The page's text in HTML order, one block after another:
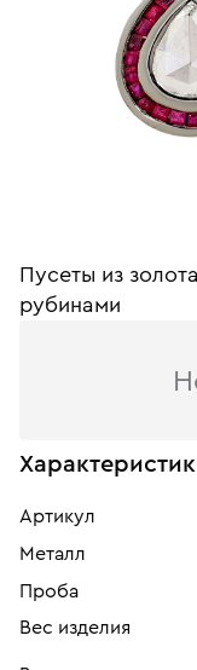
Пусеты из
рубинами
Артикул
Металл
Проба
Вес изделия